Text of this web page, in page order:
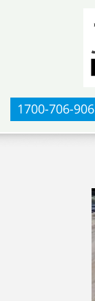
1700-706-906